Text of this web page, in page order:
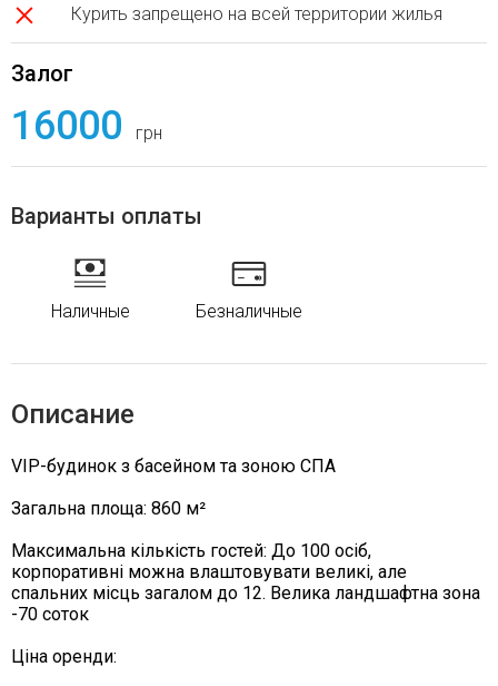
Курить запрещено на всей территории жилья
Залог
16000 грн
Варианты оплаты
Наличные Безналичные
Описание
VIP-будинок з басейном та зоною СПА
Загальна площа: 860 м²
Максимальна кількість гостей: До 100 осіб,
корпоративні можна влаштовувати великі, але
спальних місць загалом до 12. Велика ландшафтна зона
-70 соток
Ціна оренди: